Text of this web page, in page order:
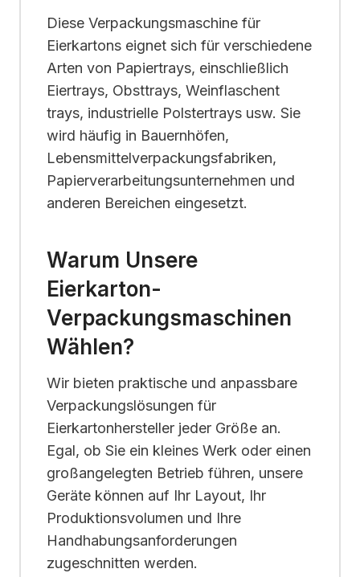
Diese Verpackungsmaschine für
Eierkartons eignet sich für verschiedene
Arten von Papiertrays, einschließlich
Eiertrays, Obsttrays, Weinflaschent
trays, industrielle Polstertrays usw. Sie
wird häufig in Bauernhöfen,
Lebensmittelverpackungsfabriken,
Papierverarbeitungsunternehmen und
anderen Bereichen eingesetzt.
Warum Unsere
Eierkarton-
Verpackungsmaschinen
Wählen?
Wir bieten praktische und anpassbare
Verpackungslösungen für
Eierkartonhersteller jeder Größe an.
Egal, ob Sie ein kleines Werk oder einen
großangelegten Betrieb führen, unsere
Geräte können auf Ihr Layout, Ihr
Produktionsvolumen und Ihre
Handhabungsanforderungen
zugeschnitten werden.